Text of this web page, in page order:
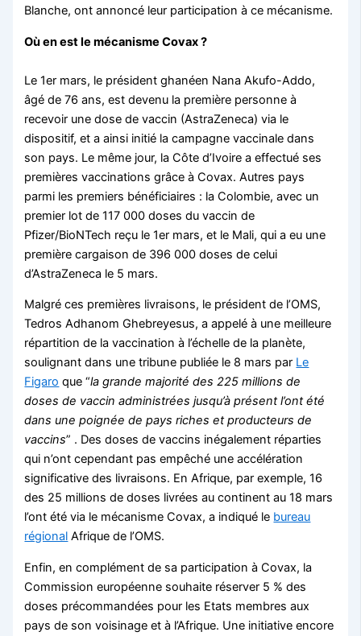
Blanche, ont annoncé leur participation à ce mécanisme.
Où en est le mécanisme Covax ?
Le 1er mars, le président ghanéen Nana Akufo-Addo,
âgé de 76 ans, est devenu la première personne à
recevoir une dose de vaccin (AstraZeneca) via le
dispositif, et a ainsi initié la campagne vaccinale dans
son pays. Le même jour, la Côte d’Ivoire a effectué ses
premières vaccinations grâce à Covax. Autres pays
parmi les premiers bénéficiaires : la Colombie, avec un
premier lot de 117 000 doses du vaccin de
Pfizer/BioNTech reçu le 1er mars, et le Mali, qui a eu une
première cargaison de 396 000 doses de celui
d’AstraZeneca le 5 mars.
Malgré ces premières livraisons, le président de l’OMS,
Tedros Adhanom Ghebreyesus, a appelé à une meilleure
répartition de la vaccination à l’échelle de la planète,
soulignant dans une tribune publiée le 8 mars par Le
Figaro que “la grande majorité des 225 millions de
doses de vaccin administrées jusqu’à présent l’ont été
dans une poignée de pays riches et producteurs de
vaccins” . Des doses de vaccins inégalement réparties
qui n’ont cependant pas empêché une accélération
significative des livraisons. En Afrique, par exemple, 16
des 25 millions de doses livrées au continent au 18 mars
l’ont été via le mécanisme Covax, a indiqué le bureau
régional Afrique de l’OMS.
Enfin, en complément de sa participation à Covax, la
Commission européenne souhaite réserver 5 % des
doses précommandées pour les Etats membres aux
pays de son voisinage et à l’Afrique. Une initiative encore